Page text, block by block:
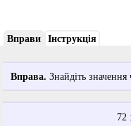
Вправи Інструкція
Вправа. Знайдіть
72 :